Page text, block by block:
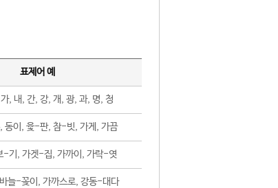
표제어 예
, 내, 간, 강, 개, 광, 과, 명, 청
동이, 윷-판, 참-빗, 가게, 가끔
-기, 가겟-집, 가까이, 가락-엿
늘-꽂이, 가까스로, 강동-대다